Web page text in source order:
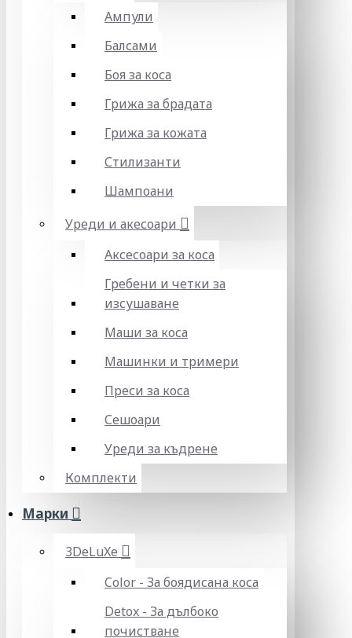
Ампули
Балсами
Боя за коса
Грижа за брадата
Грижа за кожата
Стилизанти
Шампоани
Уреди и акесоари
Аксесоари за коса
Гребени и четки за
изсушаване
Маши за коса
Машинки и тримери
Преси за коса
Сешоари
Уреди за къдрене
Комплекти
Марки
3DeLuXe
Color - За боядисана коса
Detox - За дълбоко
почистване